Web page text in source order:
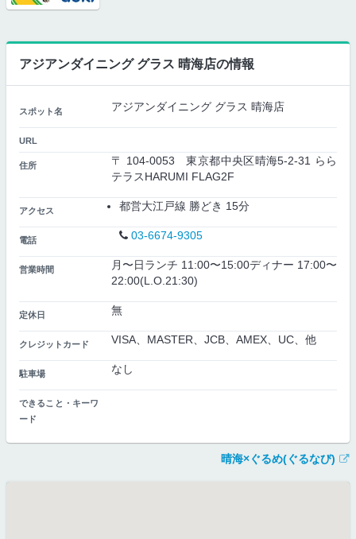
アジアンダイニング グラス 晴海店の情報
スポット名 アジアンダイニング グラス 晴海店
URL
住所
〒 104-0053 東京都中央区晴海5-2-31 らら
テラスHARUMI FLAG2F
アクセス 都営大江戸線 勝どき 15分
電話 03-6674-9305
営業時間
月〜日ランチ 11:00〜15:00ディナー 17:00〜
22:00(L.O.21:30)
定休日 無
クレジットカード VISA、MASTER、JCB、AMEX、UC、他
駐車場 なし
できること・キーワ
ード
晴海×ぐるめ(ぐるなび)